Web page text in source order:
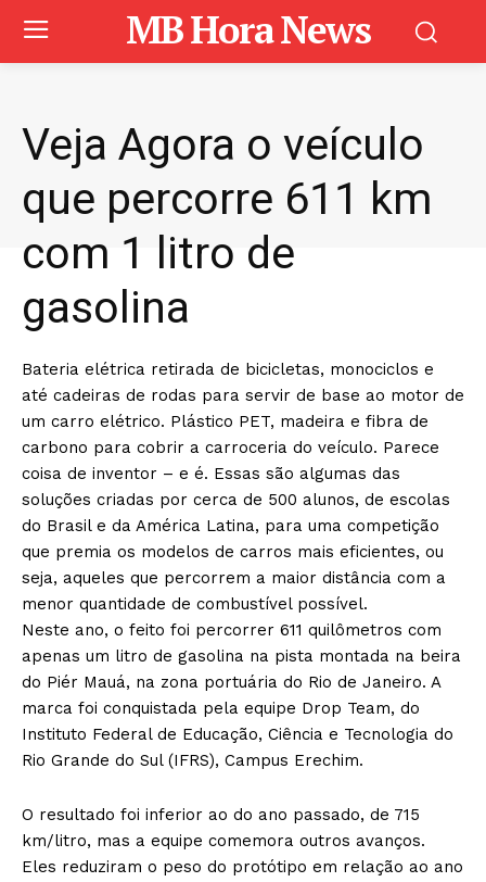
MB Hora News
Veja Agora o veículo
que percorre 611 km
com 1 litro de
gasolina
Bateria elétrica retirada de bicicletas, monociclos e
até cadeiras de rodas para servir de base ao motor de
um carro elétrico. Plástico PET, madeira e fibra de
carbono para cobrir a carroceria do veículo. Parece
coisa de inventor – e é. Essas são algumas das
soluções criadas por cerca de 500 alunos, de escolas
do Brasil e da América Latina, para uma competição
que premia os modelos de carros mais eficientes, ou
seja, aqueles que percorrem a maior distância com a
menor quantidade de combustível possível.
Neste ano, o feito foi percorrer 611 quilômetros com
apenas um litro de gasolina na pista montada na beira
do Piér Mauá, na zona portuária do Rio de Janeiro. A
marca foi conquistada pela equipe Drop Team, do
Instituto Federal de Educação, Ciência e Tecnologia do
Rio Grande do Sul (IFRS), Campus Erechim.
O resultado foi inferior ao do ano passado, de 715
km/litro, mas a equipe comemora outros avanços.
Eles reduziram o peso do protótipo em relação ao ano